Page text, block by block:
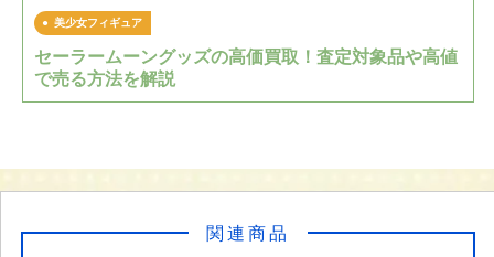
美少女フィギュア
セーラームーングッズの高価買取！査定対象品や高値
で売る方法を解説
関連商品